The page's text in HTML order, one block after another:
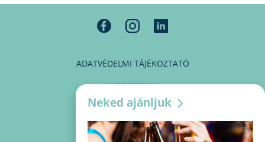
ADATVÉDELMI TÁJÉKOZTATÓ
IMPRESSZUM
MÉDIAAJÁNLAT
PARTNEREINK
Neked ajánljuk